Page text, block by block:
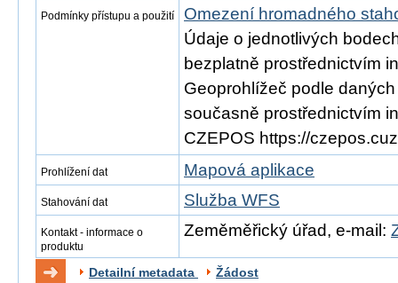
Podmínky přístupu a použití
Omezení hromadného
Údaje o jednotlivých
bezplatně prostřednictvím
Geoprohlížeč podle
současně prostřednictvím
CZEPOS https://
Prohlížení dat Mapová aplikace
Stahování dat Služba WFS
Kontakt - informace o
produktu
Zeměměřický úřad, e-mail:
Detailní metadata
Žádost